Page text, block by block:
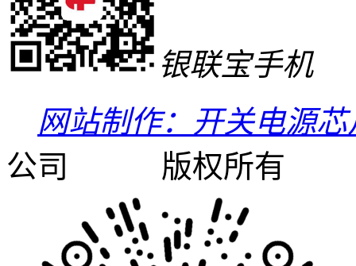
银联宝手机
网站制作：开关电源芯
公司 版权所